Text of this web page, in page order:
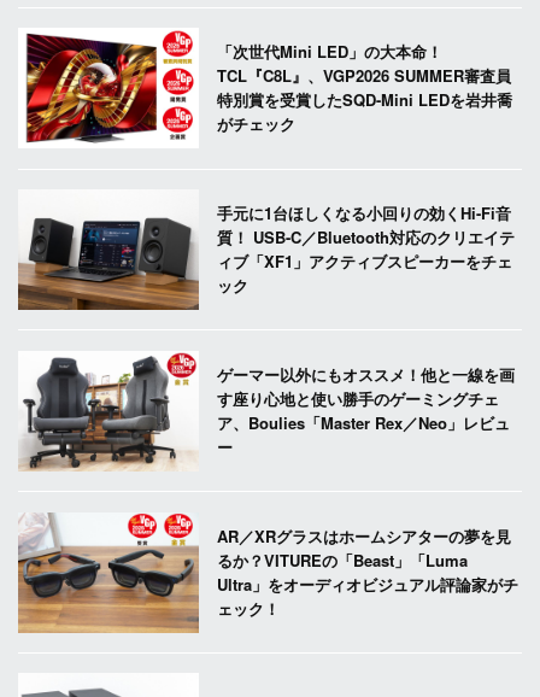
「次世代Mini LED」の大本命！
TCL『C8L』、VGP2026 SUMMER審査員
特別賞を受賞したSQD-Mini LEDを岩井喬
がチェック
手元に1台ほしくなる小回りの効くHi-Fi音
質！ USB-C／Bluetooth対応のクリエイテ
ィブ「XF1」アクティブスピーカーをチェ
ック
ゲーマー以外にもオススメ！他と一線を画
す座り心地と使い勝手のゲーミングチェ
ア、Boulies「Master Rex／Neo」レビュ
ー
AR／XRグラスはホームシアターの夢を見
るか？VITUREの「Beast」「Luma
Ultra」をオーディオビジュアル評論家がチ
ェック！